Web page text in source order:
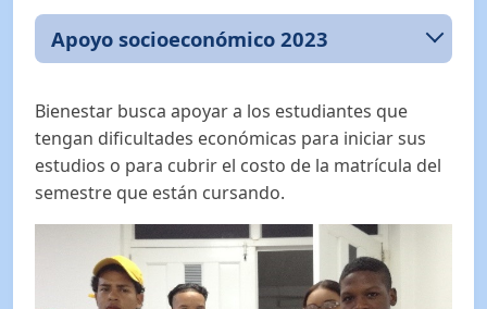
Apoyo socioeconómico 2023
Bienestar busca apoyar a los estudiantes que
tengan dificultades económicas para iniciar sus
estudios o para cubrir el costo de la matrícula del
semestre que están cursando.